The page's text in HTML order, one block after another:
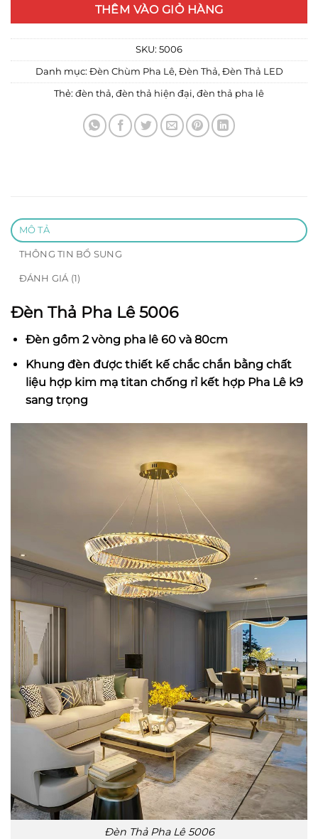
THÊM VÀO GIỎ HÀNG
SKU: 5006
Danh mục: Đèn Chùm Pha Lê, Đèn Thả, Đèn Thả LED
Thẻ: đèn thả, đèn thả hiện đại, đèn thả pha lê
MÔ TẢ
THÔNG TIN BỔ SUNG
ĐÁNH GIÁ (1)
Đèn Thả Pha Lê 5006
Đèn gồm 2 vòng pha lê 60 và 80cm
Khung đèn được thiết kế chắc chắn bằng chất
liệu hợp kim mạ titan chống rỉ kết hợp Pha Lê k9
sang trọng
Đèn Thả Pha Lê 5006